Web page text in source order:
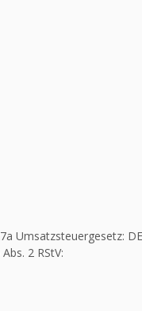
Umsatzsteuergesetz:
2 RStV: